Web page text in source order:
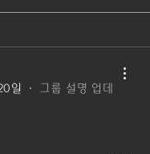
일 · 그룹 설명 업데